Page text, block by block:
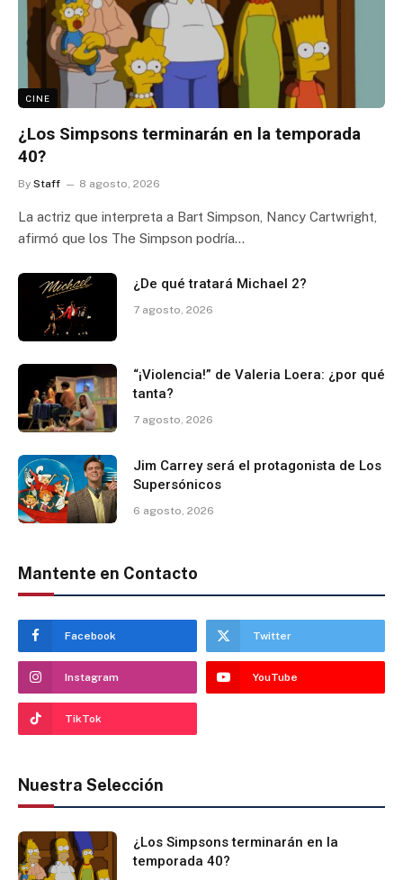
CINE
¿Los Simpsons terminarán en la temporada
40?
By Staff 8 agosto, 2026
La actriz que interpreta a Bart Simpson, Nancy Cartwright,
afirmó que los The Simpson podría…
¿De qué tratará Michael 2?
7 agosto, 2026
“¡Violencia!” de Valeria Loera: ¿por qué
tanta?
7 agosto, 2026
Jim Carrey será el protagonista de Los
Supersónicos
6 agosto, 2026
Mantente en Contacto
Facebook Twitter
Instagram YouTube
TikTok
Nuestra Selección
¿Los Simpsons terminarán en la
temporada 40?